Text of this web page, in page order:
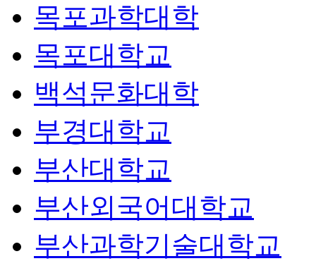
목포과학대학
목포대학교
백석문화대학
부경대학교
부산대학교
부산외국어대학교
부산과학기술대학교